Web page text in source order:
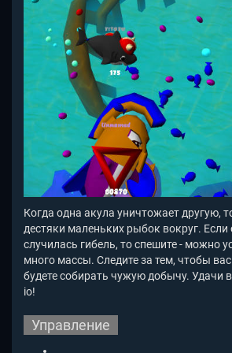
Когда одна акула уничтожает другую,
дестяки маленьких рыбок вокруг.
случилась гибель, то спешите - можно
много массы. Следите за тем, чтобы
будете собирать чужую добычу. Удачи
io!
Управление